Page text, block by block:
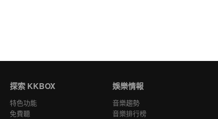
探索 KKBOX
特色功能
免費聽
娛樂情報
音樂趨勢
音樂排行榜